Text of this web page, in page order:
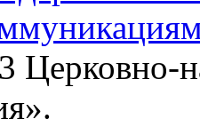
Церковно-